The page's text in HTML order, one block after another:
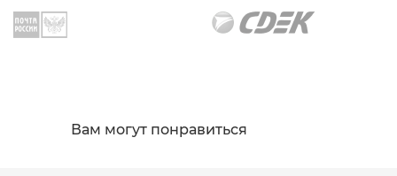
Вам могут понравиться